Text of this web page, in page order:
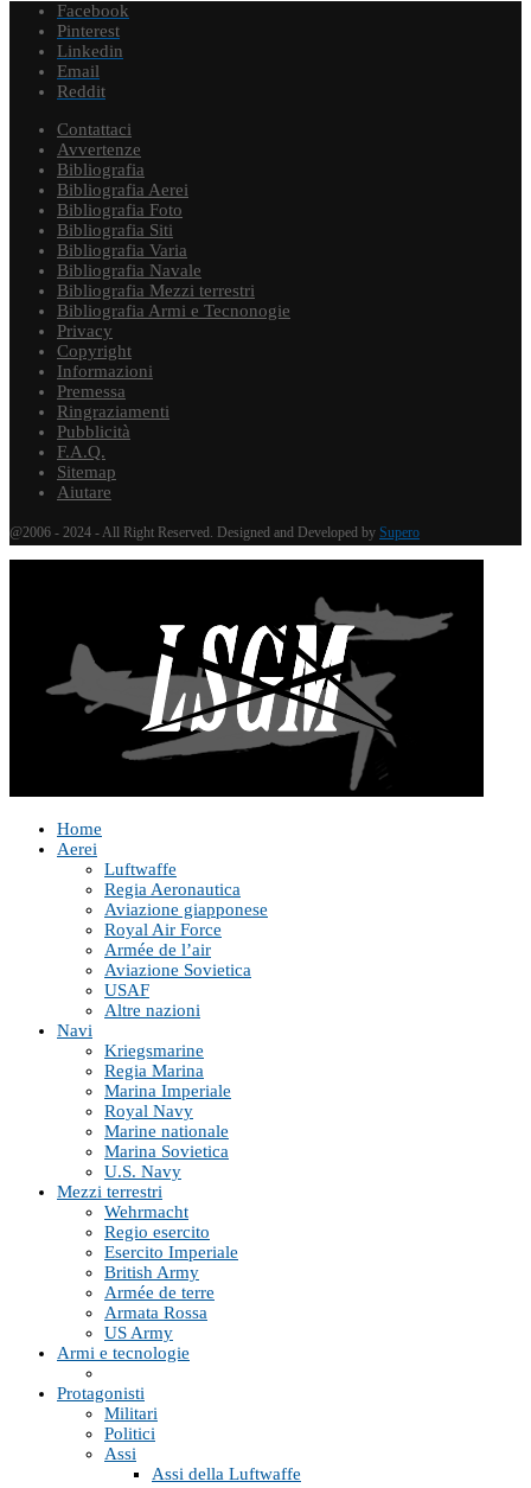
Facebook
Pinterest
Linkedin
Email
Reddit
Contattaci
Avvertenze
Bibliografia
Bibliografia Aerei
Bibliografia Foto
Bibliografia Siti
Bibliografia Varia
Bibliografia Navale
Bibliografia Mezzi terrestri
Bibliografia Armi e Tecnonogie
Privacy
Copyright
Informazioni
Premessa
Ringraziamenti
Pubblicità
F.A.Q.
Sitemap
Aiutare
@2006 - 2024 - All Right Reserved. Designed and Developed by Supero
Home
Aerei
Luftwaffe
Regia Aeronautica
Aviazione giapponese
Royal Air Force
Armée de l’air
Aviazione Sovietica
USAF
Altre nazioni
Navi
Kriegsmarine
Regia Marina
Marina Imperiale
Royal Navy
Marine nationale
Marina Sovietica
U.S. Navy
Mezzi terrestri
Wehrmacht
Regio esercito
Esercito Imperiale
British Army
Armée de terre
Armata Rossa
US Army
Armi e tecnologie
Protagonisti
Militari
Politici
Assi
Assi della Luftwaffe